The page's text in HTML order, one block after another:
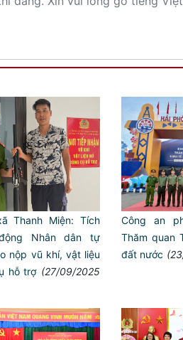
Thanh Miện: Tích
Nhân dân tự
nộp vũ khí, vật liệu
hỗ trợ (27/09/2025
Công an
Thăm quan
đất nước